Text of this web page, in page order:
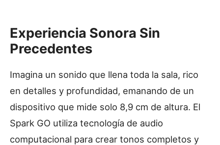
Experiencia Sonora Sin
Precedentes
Imagina un sonido que llena toda la sala, rico
en detalles y profundidad, emanando de un
dispositivo que mide solo 8,9 cm de altura. El
Spark GO utiliza tecnología de audio
computacional para crear tonos completos y